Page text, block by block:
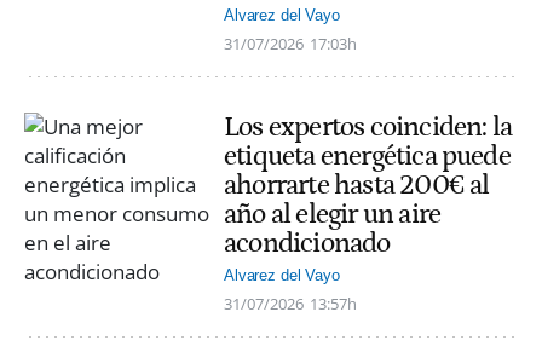
Alvarez del Vayo
31/07/2026 17:03h
Los expertos coinciden: la
etiqueta energética puede
ahorrarte hasta 200€ al
año al elegir un aire
acondicionado
Alvarez del Vayo
31/07/2026 13:57h